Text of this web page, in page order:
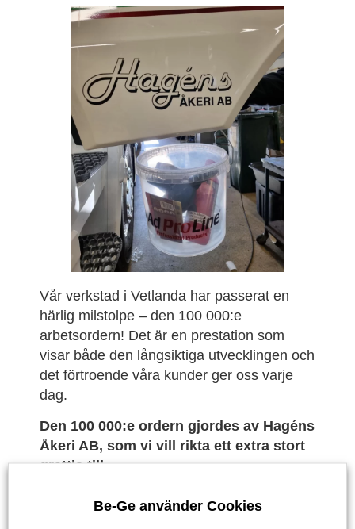
Vår verkstad i Vetlanda har passerat en
härlig milstolpe – den 100 000:e
arbetsordern! Det är en prestation som
visar både den långsiktiga utvecklingen och
det förtroende våra kunder ger oss varje
dag.
Den 100 000:e ordern gjordes av Hagéns
Åkeri AB, som vi vill rikta ett extra stort
grattis till.
Be-Ge använder Cookies